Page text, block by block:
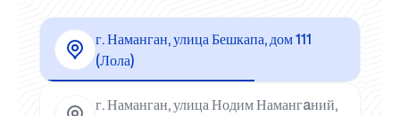
г. Наманган, улица Бешкапа, дом 111
(Лола)
г. Наманган, улица Нодим Намангaний,